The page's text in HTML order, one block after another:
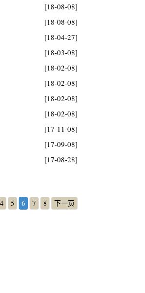
[18-08-08]
[18-08-08]
[18-04-27]
[18-03-08]
[18-02-08]
[18-02-08]
[18-02-08]
[18-02-08]
[17-11-08]
[17-09-08]
[17-08-28]
4 5 6 7 8 下一页